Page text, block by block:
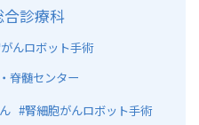
合診療科
んロボット手術
脊髄センター
腎細胞がんロボット手術